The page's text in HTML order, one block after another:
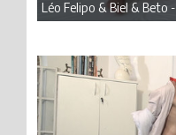
Léo Felipo & Biel & Beto -